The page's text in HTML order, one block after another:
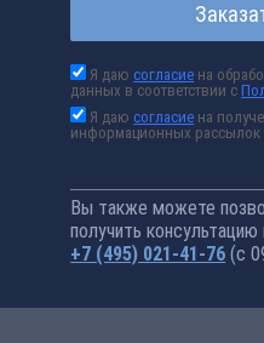
Я даюсогласие на
данных в соответствии с
Я даюсогласие на
информационных рассылок
Вы также можете
получить
+7 (495) 021-41-76 (с